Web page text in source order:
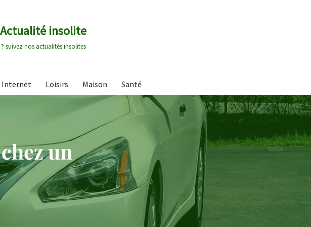
insolite
suivez nos actualités insolites
Internet Loisirs Maison Santé
un